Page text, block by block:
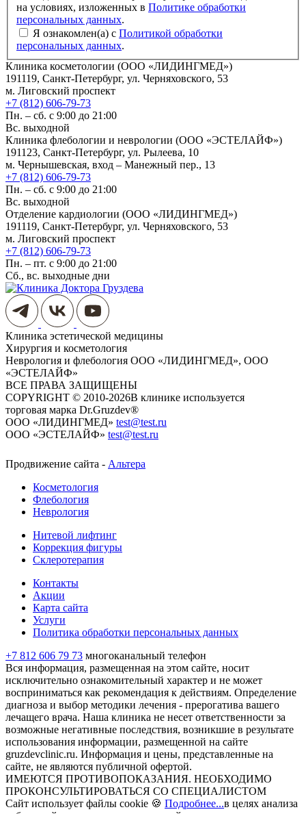
на условиях, изложенных в Политике обработки
персональных данных.
Я ознакомлен(а) с Политикой обработки
персональных данных.
Клиника косметологии (ООО «ЛИДИНГМЕД»)
191119, Санкт-Петербург, ул. Черняховского, 53
м. Лиговский проспект
+7 (812) 606-79-73
Пн. – сб. с 9:00 до 21:00
Вс. выходной
Клиника флебологии и неврологии (ООО «ЭСТЕЛАЙФ»)
191123, Санкт-Петербург, ул. Рылеева, 10
м. Чернышевская, вход – Манежный пер., 13
+7 (812) 606-79-73
Пн. – сб. с 9:00 до 21:00
Вс. выходной
Отделение кардиологии (ООО «ЛИДИНГМЕД»)
191119, Санкт-Петербург, ул. Черняховского, 53
м. Лиговский проспект
+7 (812) 606-79-73
Пн. – пт. с 9:00 до 21:00
Сб., вс. выходные дни
Клиника эстетической медицины
Хирургия и косметология
Неврология и флебология ООО «ЛИДИНГМЕД», ООО
«ЭСТЕЛАЙФ»
ВСЕ ПРАВА ЗАЩИЩЕНЫ
COPYRIGHT © 2010-2026​​​​​​​В клинике используется
торговая марка Dr.Gruzdev®
ООО «ЛИДИНГМЕД» test@test.ru
ООО «ЭСТЕЛАЙФ» test@test.ru
Продвижение сайта - Альтера
Косметология
Флебология
Неврология
Нитевой лифтинг
Коррекция фигуры
Склеротерапия
Контакты
Акции
Карта сайта
Услуги
Политика обработки персональных данных
+7 812 606 79 73 многоканальный телефон
Вся информация, размещенная на этом сайте, носит
исключительно ознакомительный характер и не может
восприниматься как рекомендация к действиям. Определение
диагноза и выбор методики лечения - прерогатива вашего
лечащего врача. Наша клиника не несет ответственности за
возможные негативные последствия, возникшие в результате
использования информации, размещенной на сайте
gruzdevclinic.ru. Информация и цены, представленные на
сайте, не являются публичной офертой.
ИМЕЮТСЯ ПРОТИВОПОКАЗАНИЯ. НЕОБХОДИМО
ПРОКОНСУЛЬТИРОВАТЬСЯ СО СПЕЦИАЛИСТОМ
Сайт использует файлы cookie 🍪 Подробнее...в целях анализа